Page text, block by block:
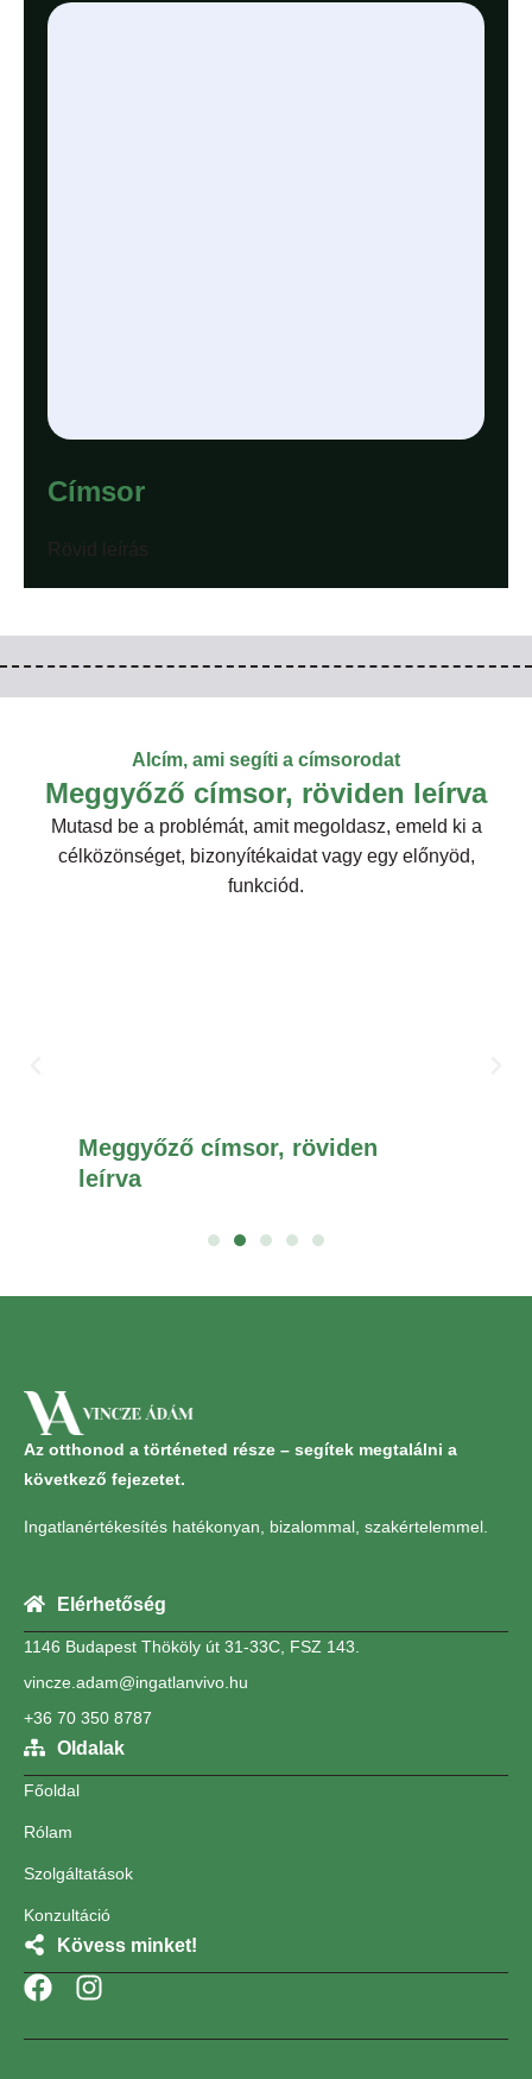
Címsor
Rövid leírás
Alcím, ami segíti a címsorodat
Meggyőző címsor, röviden leírva
Mutasd be a problémát, amit megoldasz, emeld ki a
célközönséget, bizonyítékaidat vagy egy előnyöd,
funkciód.
Meggyőző címsor, röviden
leírva
Az otthonod a történeted része – segítek megtalálni a
következő fejezetet.
Ingatlanértékesítés hatékonyan, bizalommal, szakértelemmel.
Elérhetőség
1146 Budapest Thököly út 31-33C, FSZ 143.
vincze.adam@ingatlanvivo.hu
+36 70 350 8787
Oldalak
Főoldal
Rólam
Szolgáltatások
Konzultáció
Kövess minket!